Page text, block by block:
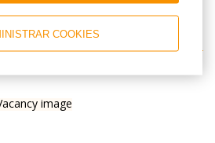
COOKIES